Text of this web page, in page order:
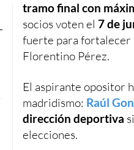
tramo final con
socios voten el 7 de
fuerte para fortalecer
Florentino Pérez.
El aspirante opositor
madridismo: Raúl
dirección deportiva
elecciones.